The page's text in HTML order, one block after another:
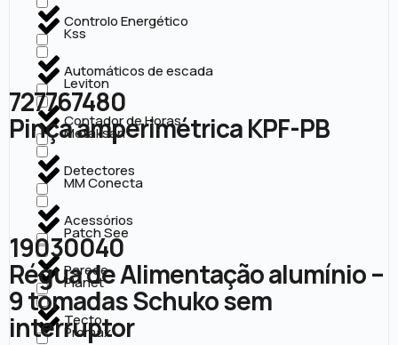
Controlo Energético
Automáticos de escada
Contador de Horas
Detectores
Acessórios
Parede
Tecto
Kss
Leviton
Metaksan
MM Conecta
Patch See
Planet
Promax
727767480
Pinça amperimétrica KPF-PB
19030040
Régua de Alimentação alumínio –
9 tomadas Schuko sem
interruptor